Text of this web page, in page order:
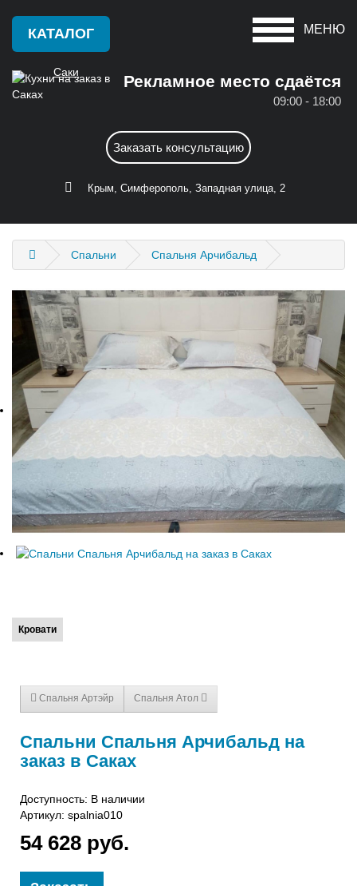
МЕНЮ
КАТАЛОГ
Рекламное место сдаётся
09:00 - 18:00
Заказать консультацию
Саки
Армянск
Б
Бахчисарай
Белогорск
Д
Джанкой
Е
Евпатория
Керчь
Красноперекопск
Саки
Севастополь
Судак
Ф
Феодосия
Я
Крым, Симферополь, Западная улица, 2
Спальни Спальня Арчибальд
Кровати
Спальня Артэйр Спальня Атол
Спальни Спальня Арчибальд на
заказ в Саках
Доступность: В наличии
Артикул: spalnia010
54 628 руб.